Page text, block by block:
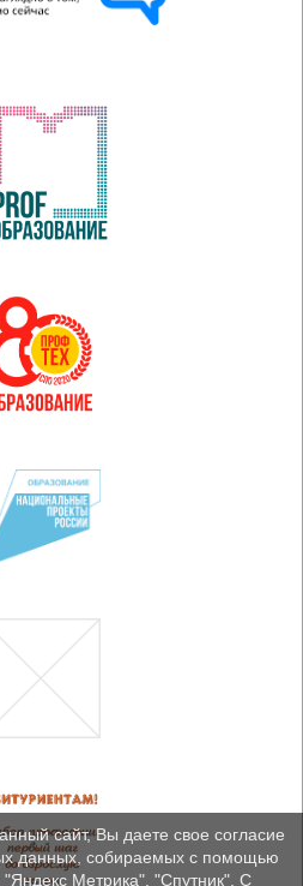
сайт, Вы даете свое согласие
данных, собираемых с помощью
Метрика", "Спутник". С